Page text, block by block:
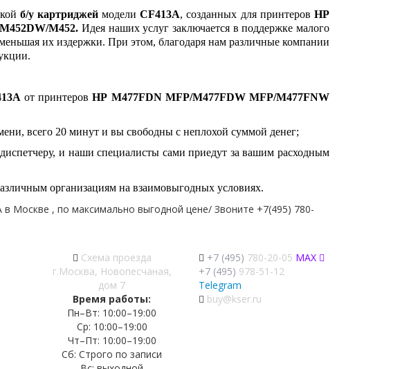
б/у картриджеймоделиCF413A, созданных для принтеровHP
M452.Идея наших услуг заключается в поддержке малого
их издержки. При этом, благодаря нам различные компании
от принтеровНР M477FDN MFP/M477FDW MFP/M477FNW
всего 20 минут и вы свободны с неплохой суммой денег;
и наши специалисты сами приедут за вашим расходным
организациям на взаимовыгодных условиях.
Москве , по максимально выгодной цене/ Звоните +7(495) 780-
Схема проезда
г.Москва, Новопесчаная,
дом 7
Время работы:
Пн–Вт: 10:00–19:00
Ср: 10:00–19:00
Чт–Пт: 10:00–19:00
Сб: Строго по записи
+7 (495) 780-20-05 MAX
+7 (495) 978-51-12
Telegram
buy@kser.ru